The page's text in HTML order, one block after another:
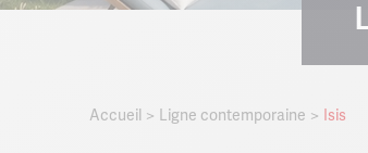
Accueil Ligne contemporaine Isis